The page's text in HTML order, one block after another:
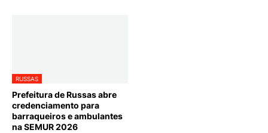
RUSSAS
Prefeitura de Russas abre
credenciamento para
barraqueiros e ambulantes
na SEMUR 2026